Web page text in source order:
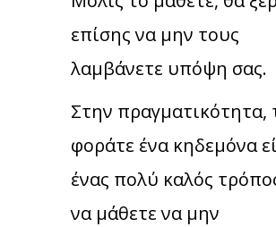
επίσης να μην τους
λαμβάνετε υπόψη σας.
Στην πραγματικότητα,
φοράτε ένα κηδεμόνα
ένας πολύ καλός
να μάθετε να μην